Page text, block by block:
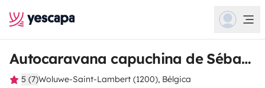
Autocaravana capuchina de Sébastien
5 (7)Woluwe-Saint-Lambert (1200), Bélgica